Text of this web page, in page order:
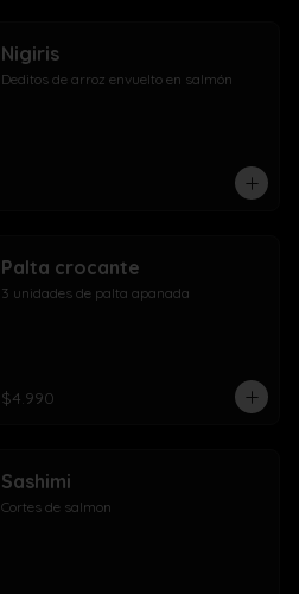
Nigiris
Deditos de arroz envuelto en salmón
Palta crocante
3 unidades de palta apanada
$4.990
Sashimi
Cortes de salmon